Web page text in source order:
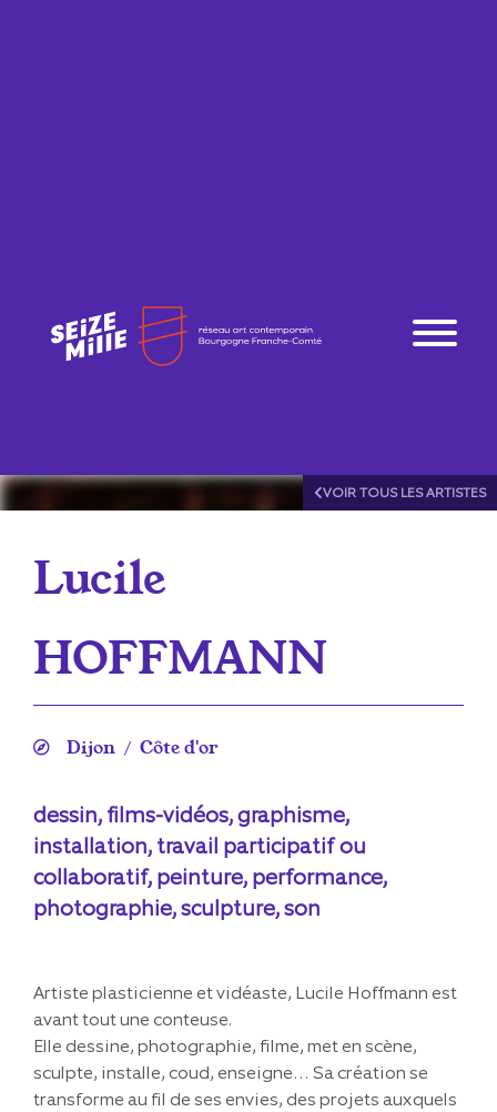
VOIR TOUS LES ARTISTES
Lucile
HOFFMANN
Dijon / Côte d'or
dessin, films-vidéos, graphisme,
installation, travail participatif ou
collaboratif, peinture, performance,
photographie, sculpture, son
Artiste plasticienne et vidéaste, Lucile Hoffmann est
avant tout une conteuse.
Elle dessine, photographie, filme, met en scène,
sculpte, installe, coud, enseigne… Sa création se
transforme au fil de ses envies, des projets auxquels